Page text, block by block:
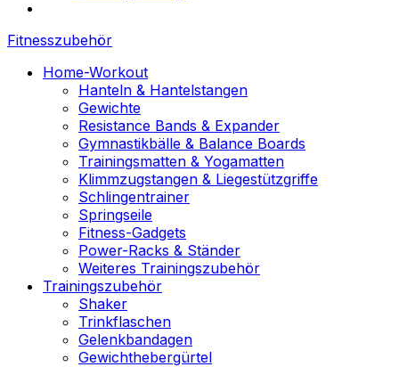
Fitnesszubehör
Home-Workout
Hanteln & Hantelstangen
Gewichte
Resistance Bands & Expander
Gymnastikbälle & Balance Boards
Trainingsmatten & Yogamatten
Klimmzugstangen & Liegestützgriffe
Schlingentrainer
Springseile
Fitness-Gadgets
Power-Racks & Ständer
Weiteres Trainingszubehör
Trainingszubehör
Shaker
Trinkflaschen
Gelenkbandagen
Gewichthebergürtel